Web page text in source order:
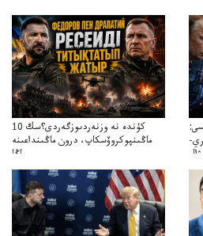
10 كۇندە نە وزنەردىوزگەردى؟سك
ماڭىنپوكروۆسكاپ، درون ماڭىنداعىنە
جاڭا